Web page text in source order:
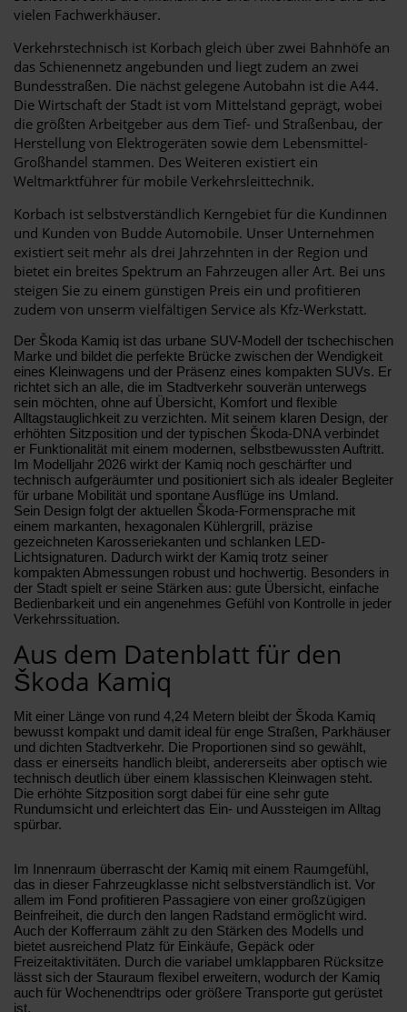
vielen Fachwerkhäuser.
Verkehrstechnisch ist Korbach gleich über zwei Bahnhöfe an
das Schienennetz angebunden und liegt zudem an zwei
Bundesstraßen. Die nächst gelegene Autobahn ist die A44.
Die Wirtschaft der Stadt ist vom Mittelstand geprägt, wobei
die größten Arbeitgeber aus dem Tief- und Straßenbau, der
Herstellung von Elektrogeräten sowie dem Lebensmittel-
Großhandel stammen. Des Weiteren existiert ein
Weltmarktführer für mobile Verkehrsleittechnik.
Korbach ist selbstverständlich Kerngebiet für die Kundinnen
und Kunden von Budde Automobile. Unser Unternehmen
existiert seit mehr als drei Jahrzehnten in der Region und
bietet ein breites Spektrum an Fahrzeugen aller Art. Bei uns
steigen Sie zu einem günstigen Preis ein und profitieren
zudem von unserm vielfältigen Service als Kfz-Werkstatt.
Der Škoda Kamiq ist das urbane SUV-Modell der tschechischen
Marke und bildet die perfekte Brücke zwischen der Wendigkeit
eines Kleinwagens und der Präsenz eines kompakten SUVs. Er
richtet sich an alle, die im Stadtverkehr souverän unterwegs
sein möchten, ohne auf Übersicht, Komfort und flexible
Alltagstauglichkeit zu verzichten. Mit seinem klaren Design, der
erhöhten Sitzposition und der typischen Škoda-DNA verbindet
er Funktionalität mit einem modernen, selbstbewussten Auftritt.
Im Modelljahr 2026 wirkt der Kamiq noch geschärfter und
technisch aufgeräumter und positioniert sich als idealer Begleiter
für urbane Mobilität und spontane Ausflüge ins Umland.
Sein Design folgt der aktuellen Škoda-Formensprache mit
einem markanten, hexagonalen Kühlergrill, präzise
gezeichneten Karosseriekanten und schlanken LED-
Lichtsignaturen. Dadurch wirkt der Kamiq trotz seiner
kompakten Abmessungen robust und hochwertig. Besonders in
der Stadt spielt er seine Stärken aus: gute Übersicht, einfache
Bedienbarkeit und ein angenehmes Gefühl von Kontrolle in jeder
Verkehrssituation.
Aus dem Datenblatt für den
Škoda Kamiq
Mit einer Länge von rund 4,24 Metern bleibt der Škoda Kamiq
bewusst kompakt und damit ideal für enge Straßen, Parkhäuser
und dichten Stadtverkehr. Die Proportionen sind so gewählt,
dass er einerseits handlich bleibt, andererseits aber optisch wie
technisch deutlich über einem klassischen Kleinwagen steht.
Die erhöhte Sitzposition sorgt dabei für eine sehr gute
Rundumsicht und erleichtert das Ein- und Aussteigen im Alltag
spürbar.
Im Innenraum überrascht der Kamiq mit einem Raumgefühl,
das in dieser Fahrzeugklasse nicht selbstverständlich ist. Vor
allem im Fond profitieren Passagiere von einer großzügigen
Beinfreiheit, die durch den langen Radstand ermöglicht wird.
Auch der Kofferraum zählt zu den Stärken des Modells und
bietet ausreichend Platz für Einkäufe, Gepäck oder
Freizeitaktivitäten. Durch die variabel umklappbaren Rücksitze
lässt sich der Stauraum flexibel erweitern, wodurch der Kamiq
auch für Wochenendtrips oder größere Transporte gut gerüstet
ist.